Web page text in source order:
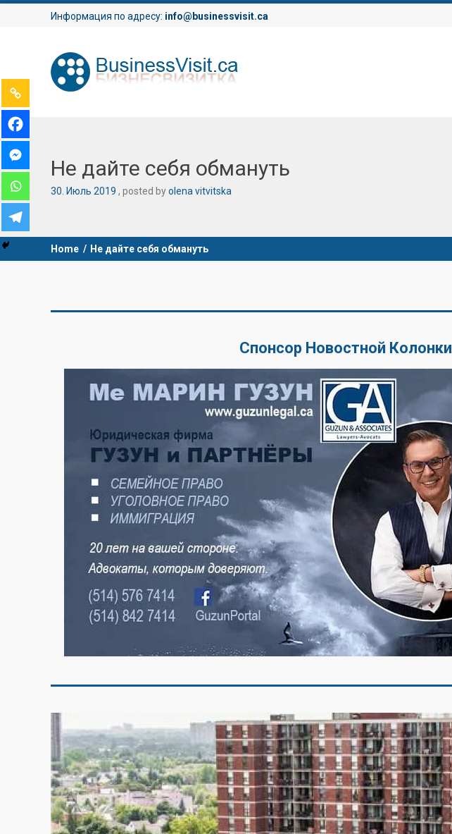
Информация по адресу: info@businessvisit.ca
Не дайте себя обмануть
30 Июль 2019 posted byolena vitvitska
Home / Не дайте себя обмануть
Спонсор Новостной Колонки